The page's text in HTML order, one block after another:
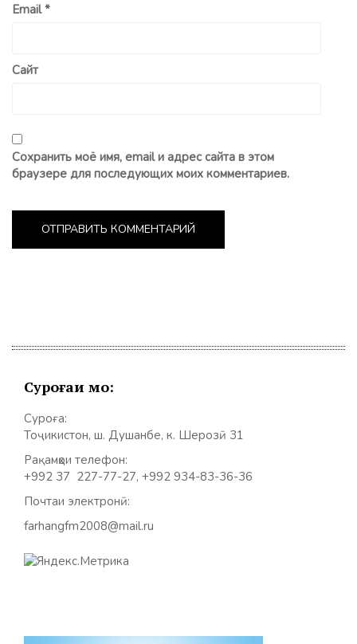
Email*
Сайт
Сохранить моё имя, email и адрес сайта в этом
браузере для последующих моих комментариев.
Суроғаи мо:
Суроға:
Тоҷикистон, ш. Душанбе, к. Шерозӣ 31
Рақамҳои телефон:
+992 37 227-77-27, +992 934-83-36-36
Почтаи электронӣ:
farhangfm2008@mail.ru